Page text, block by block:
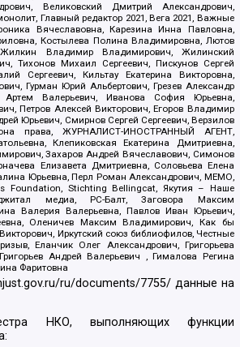
Великовский Дмитрий Александрович,
Главный редактор 2021, Вега 2021, Важные
Вячеславовна, Карезина Инна Павловна,
Костылева Полина Владимировна, Лютов
Владимир Владимирович, Жилинский
Тихонов Михаил Сергеевич, Пискунов Сергей
Сергеевич, Кильтау Екатерина Викторовна,
Гурман Юрий Альбертович, Грезев Александр
Артем Валерьевич, Иванова София Юрьевна,
Петров Алексей Викторович, Егоров Владимир
Юрьевич, Смирнов Сергей Сергеевич, Верзилов
права, ЖУРНАЛИСТ-ИНОСТРАННЫЙ АГЕНТ,
Клепиковская Екатерина Дмитриевна,
Захаров Андрей Вячеславович, Симонов
Елизавета Дмитриевна, Соловьева Елена
Юрьевна, Перл Роман Александрович, МЕМО,
Foundation, Stichting Bellingcat, Якутия – Наше
медиа, РС-Балт, Заговора Максим
Валерия Валерьевна, Павлов Иван Юрьевич,
Оленичев Максим Владимирович, Как бы
Иркутский союз библиофилов, Честные
Еланчик Олег Александрович, Григорьева
Андрей Валерьевич , Гималова Регина
Фаритовна
ru/documents/7755/ данные на
НКО, выполняющих функции